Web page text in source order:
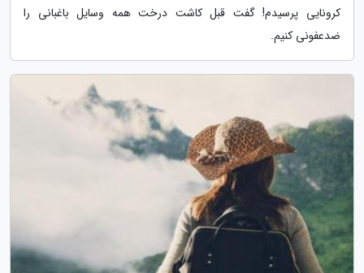
کرونایی پرسیدم! گفت قبل کاشت درخت همه وسایل باغبانی را
ضدعفونی کنیم.